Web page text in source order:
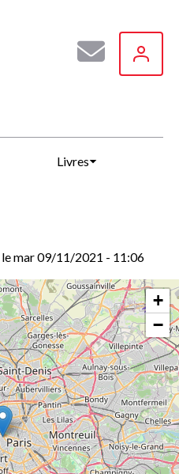
Livres
lemar 09/11/2021 - 11:06
+
−